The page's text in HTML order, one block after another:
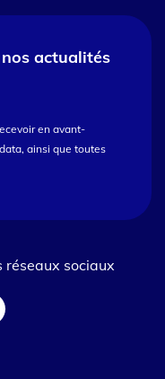
actualités
en avant-
ainsi que toutes
réseaux sociaux